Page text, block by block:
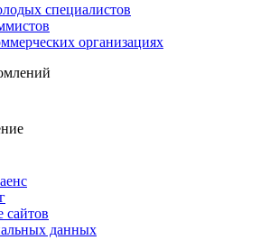
специалистов
организациях
сайтов
данных